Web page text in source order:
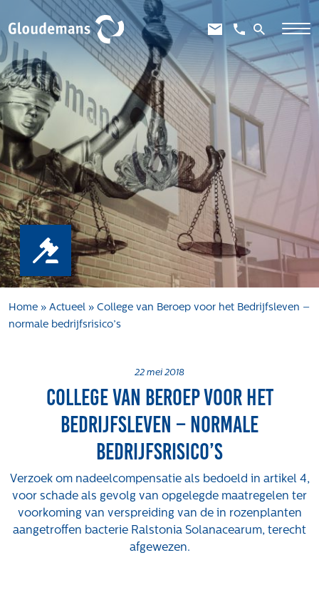
Expertises
Gebiedsontwikkeling
Gebiedseconomie
Grondstrategie en -verwerving
Taxaties overheid
Taxaties zakelijk
Schadevergoedingsrecht
Rentmeesterij
Transities
Projecten
Tender-light Amundsenstraat Valkenswaard
Concurrentiegerichte dialoog en tenderstrategie
Hoge Woerd in Ewijk
Pachtbeleid gemeente Valkenswaard: duurzame
watertransitie
Strategisch grondbeleid als motor voor
woningbouwversnelling Gemeente Vught
Home » Actueel » College van Beroep voor het Bedrijfsleven –
normale bedrijfsrisico’s
22 mei 2018
College van Beroep voor het
Bedrijfsleven – normale
bedrijfsrisico’s
Verzoek om nadeelcompensatie als bedoeld in artikel 4,
voor schade als gevolg van opgelegde maatregelen ter
voorkoming van verspreiding van de in rozenplanten
aangetroffen bacterie Ralstonia Solanacearum, terecht
afgewezen.